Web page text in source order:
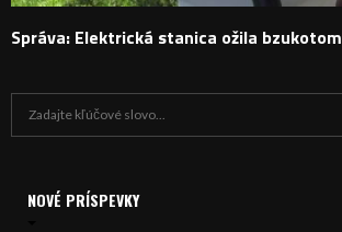
Správa: Elektrická stanica ožila bzukotom
NOVÉ PRÍSPEVKY